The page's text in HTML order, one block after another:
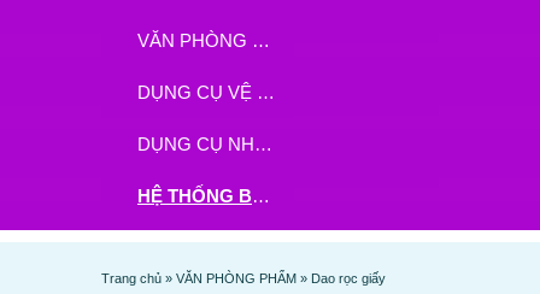
VĂN PHÒNG PHẨM
DỤNG CỤ VỆ SINH
DỤNG CỤ NHÀ BẾP
HỆ THỐNG BHX - TGDĐ ĐẶT HÀNG TẠI ĐÂY
Trang chủ » VĂN PHÒNG PHẨM » Dao rọc giấy